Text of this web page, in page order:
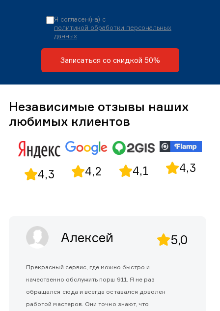
Я согласен(на) с
политикой обработки персональных
данных
Записаться со скидкой 50%
Независимые отзывы наших
любимых клиентов
4,3 4,2 4,1 4,3
Алексей 5,0
Прекрасный сервис, где можно быстро и
качественно обслужить порш 911. Я не раз
обращался сюда и всегда оставался доволен
работой мастеров. Они точно знают, что